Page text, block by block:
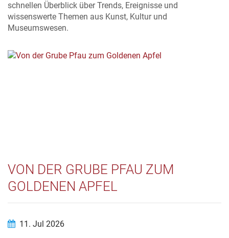
schnellen Überblick über Trends, Ereignisse und
wissenswerte Themen aus Kunst, Kultur und
Museumswesen.
VON DER GRUBE PFAU ZUM
GOLDENEN APFEL
11. Jul 2026